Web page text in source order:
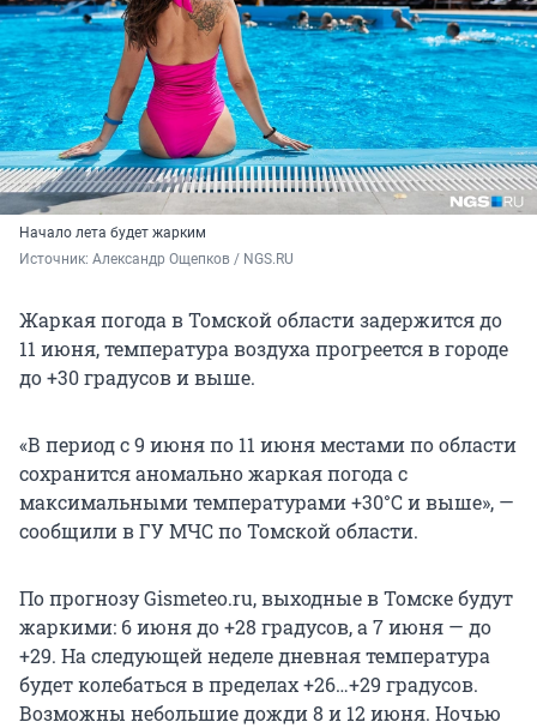
Начало лета будет жарким
Источник: Александр Ощепков / NGS.RU
Жаркая погода в Томской области задержится до
11 июня, температура воздуха прогреется в городе
до +30 градусов и выше.
«В период с 9 июня по 11 июня местами по области
сохранится аномально жаркая погода с
максимальными температурами +30°С и выше», —
сообщили в ГУ МЧС по Томской области.
По прогнозу Gismeteo.ru, выходные в Томске будут
жаркими: 6 июня до +28 градусов, а 7 июня — до
+29. На следующей неделе дневная температура
будет колебаться в пределах +26…+29 градусов.
Возможны небольшие дожди 8 и 12 июня. Ночью